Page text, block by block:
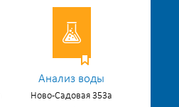
Анализ воды
Ново-Садовая 353а